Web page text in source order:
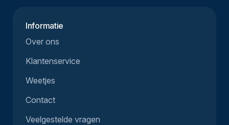
Informatie
Over ons
Klantenservice
Weetjes
Contact
Veelgestelde vragen